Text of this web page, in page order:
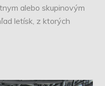
alebo skupinovým
letísk, z ktorých